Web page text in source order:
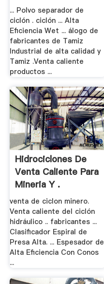
... Polvo separador de
ciclón . ciclón ... Alta
Eficiencia Wet ... álogo de
fabricantes de Tamiz
Industrial de alta calidad y
Tamiz .Venta caliente
productos ...
Hidrociclones De
Venta Caliente Para
Mineria Y .
venta de ciclon minero.
Venta caliente del ciclón
hidráulico .. fabricantes ...
Clasificador Espiral de
Presa Alta. ... Espesador de
Alta Eficiencia Con Conos
...